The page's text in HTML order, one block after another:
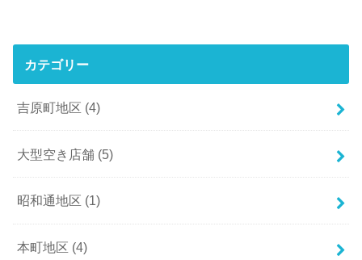
カテゴリー
吉原町地区 (4)
大型空き店舗 (5)
昭和通地区 (1)
本町地区 (4)